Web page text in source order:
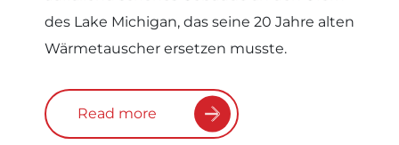
des Lake Michigan, das seine 20 Jahre alten
Wärmetauscher ersetzen musste.
Read more